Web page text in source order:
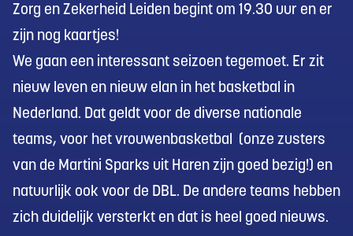
Zorg en Zekerheid Leiden begint om 19.30 uur en er
zijn nog kaartjes!
We gaan een interessant seizoen tegemoet. Er zit
nieuw leven en nieuw elan in het basketbal in
Nederland. Dat geldt voor de diverse nationale
teams, voor het vrouwenbasketbal (onze zusters
van de Martini Sparks uit Haren zijn goed bezig!) en
natuurlijk ook voor de DBL. De andere teams hebben
zich duidelijk versterkt en dat is heel goed nieuws.